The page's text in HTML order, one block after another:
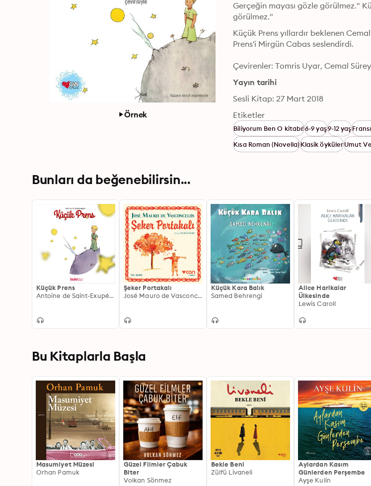
Örnek
Gerçeğin mayası gözle görülmez."
görülmez."
Küçük Prens yıllardır beklenen
Prens'i Mirgün Cabas seslendirdi.
Çevirenler: Tomris Uyar, Cemal
Yayın tarihi
Sesli Kitap: 27 Mart 2018
Etiketler
Biliyorum Ben O kitabı!6-9 yaş9-12 yaş
Kısa Roman (Novella)Klasik öykülerUmut
Bunları da beğenebilirsin...
Küçük Prens
Antoine de Saint-Exupéry
Şeker Portakalı
José Mau­ro de Vasconcelos
Küçük Kara Balık
Samed Behrengi
Alice Harikalar
Ülkesinde
Lewis Caroll
Bu Kitaplarla Başla
Masumiyet Müzesi
Orhan Pamuk
Güzel Filmler Çabuk
Biter
Volkan Sönmez
Bekle Beni
Zülfü Livaneli
Aylardan Kasım
Günlerden Perşembe
Ayşe Kulin